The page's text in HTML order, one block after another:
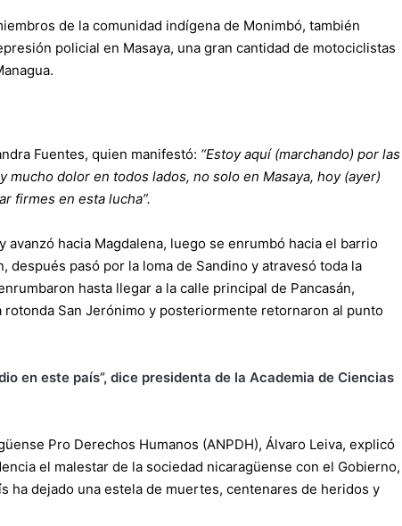
de la comunidad indígena de Monimbó, también
policial en Masaya, una gran cantidad de motociclistas
Fuentes, quien manifestó: “Estoy aquí (marchando) por las
mucho dolor en todos lados, no solo en Masaya, hoy (ayer)
firmes en esta lucha”.
hacia Magdalena, luego se enrumbó hacia el barrio
después pasó por la loma de Sandino y atravesó toda la
hasta llegar a la calle principal de Pancasán,
rotonda San Jerónimo y posteriormente retornaron al punto
en este país”, dice presidenta de la Academia de Ciencias
Pro Derechos Humanos (ANPDH), Álvaro Leiva, explicó
el malestar de la sociedad nicaragüense con el Gobierno,
ha dejado una estela de muertes, centenares de heridos y